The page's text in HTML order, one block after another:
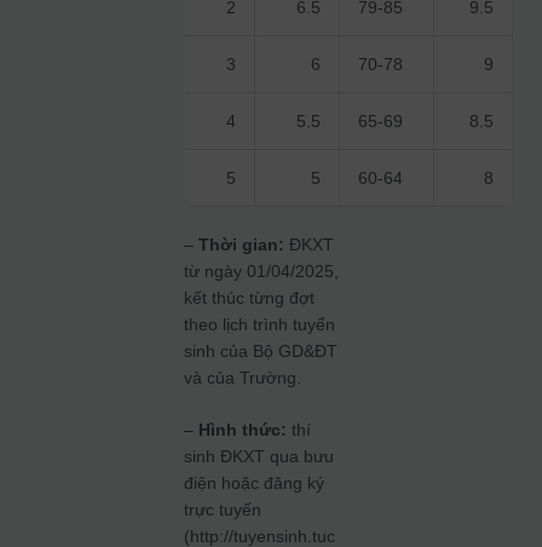
2 6.5 79-85 9.5
3 6 70-78 9
4 5.5 65-69 8.5
5 5 60-64 8
–Thời gian: ĐKXT
từ ngày 01/04/2025,
kết thúc từng đợt
theo lịch trình tuyển
sinh của Bộ GD&ĐT
và của Trường.
– Hình thức:thí
sinh ĐKXT qua bưu
điện hoặc đăng ký
trực tuyến
(http://tuyensinh.tuc